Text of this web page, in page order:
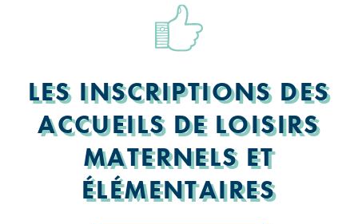
LES INSCRIPTIONS DES
ACCUEILS DE LOISIRS
MATERNELS ET
ÉLÉMENTAIRES